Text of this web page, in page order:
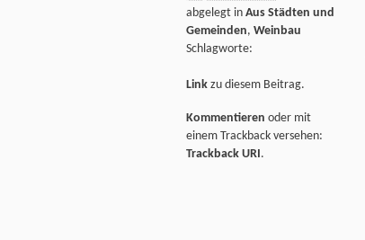
abgelegt in Aus Städten und
Gemeinden, Weinbau
Schlagworte:
Link zu diesem Beitrag.
Kommentieren oder mit
einem Trackback versehen:
Trackback URI.